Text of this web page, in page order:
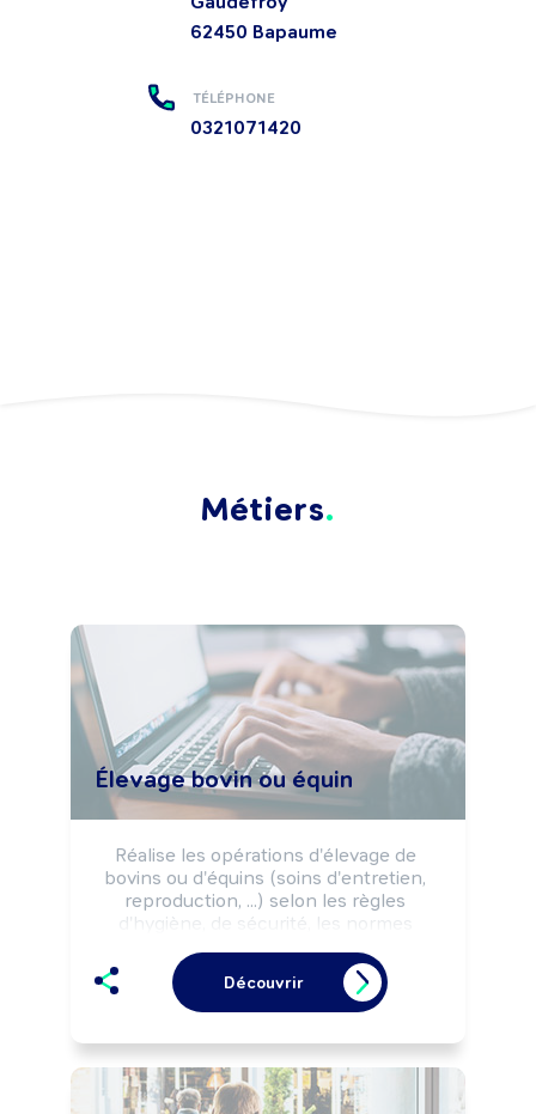
62450 Bapaume
TÉLÉPHONE
0321071420
Métiers
Élevage bovin ou équin
Réalise les opérations d'élevage de
bovins ou d'équins (soins d'entretien,
reproduction, ...) selon les règles
d'hygiène, de sécurité, les normes
production (rendement, ...).
Peut cultiver les plantes destinées à
l'alimentation des animaux (fourrages,
Peut coordonner une équipe et diriger
un élevage.
Découvrir